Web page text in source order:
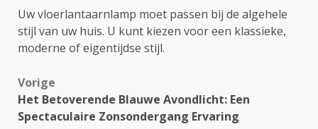
Uw vloerlantaarnlamp moet passen bij de algehele
stijl van uw huis. U kunt kiezen voor een klassieke,
moderne of eigentijdse stijl.
Bericht
navigatie
Vorige
Het Betoverende Blauwe Avondlicht: Een
Spectaculaire Zonsondergang Ervaring